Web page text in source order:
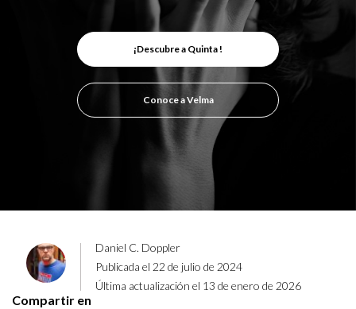
¡Descubre a Quinta !
Conoce a Velma
Daniel C. Doppler
Publicada el 22 de julio de 2024
Última actualización el 13 de enero de 2026
Compartir en